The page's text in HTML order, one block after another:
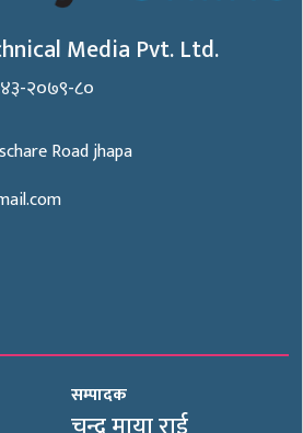
Media Pvt. Ltd.
२०७९-८०
Road jhapa
सम्पादक